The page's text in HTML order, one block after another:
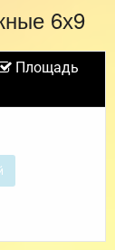
6х9
Площадь